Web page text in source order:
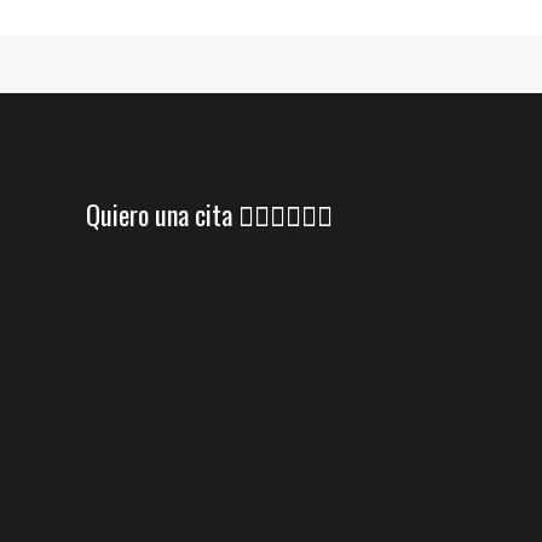
Quiero una cita 👇🏼👇🏼👇🏼